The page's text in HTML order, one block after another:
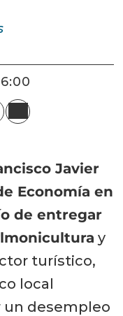
Javier
Economía en
de entregar
y
turístico,
local
un desempleo